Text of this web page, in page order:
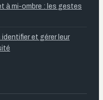
à mi-ombre : les gestes
et gérer leur